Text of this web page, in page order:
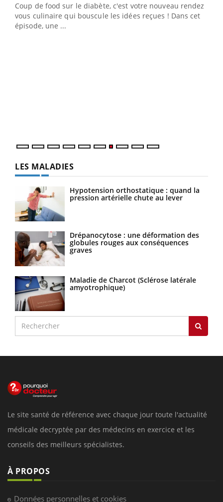
Coup de food sur le diabète, c'est votre nouveau rendez-
vous culinaire qui bouscule les idées reçues ! Dans cet
épisode, une ...
LES MALADIES
Hypotension orthostatique : quand la
pression artérielle chute au lever
Drépanocytose : une déformation des
globules rouges aux conséquences
graves
Maladie de Charcot (Sclérose latérale
amyotrophique)
Le site santé de référence avec chaque jour toute l'actualité
médicale decryptée par des médecins en exercice et les
conseils des meilleurs spécialistes.
À PROPOS
Données personnelles et cookies